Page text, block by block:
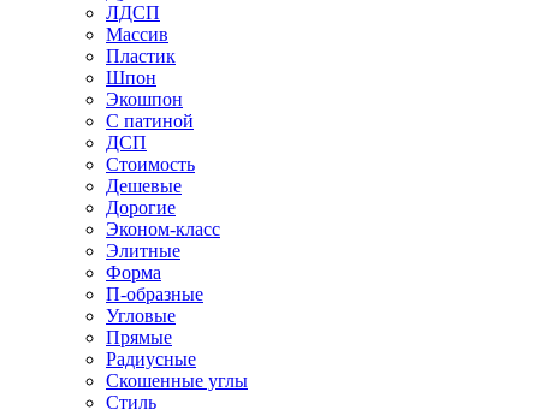
ЛДСП
Массив
Пластик
Шпон
Экошпон
С патиной
ДСП
Стоимость
Дешевые
Дорогие
Эконом-класс
Элитные
Форма
П-образные
Угловые
Прямые
Радиусные
Скошенные углы
Стиль